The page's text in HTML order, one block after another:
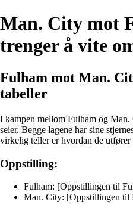
Man. City mot
trenger å vite
Fulham mot Man.
tabeller
I kampen mellom Fulham og
seier. Begge lagene har sine
virkelig teller er hvordan de utfører
Oppstilling:
Fulham: [Oppstillingen til
Man. City: [Oppstillingen til